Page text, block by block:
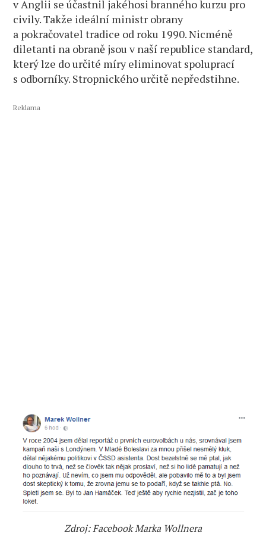
v Anglii se účastnil jakéhosi branného kurzu pro
civily. Takže ideální ministr obrany
a pokračovatel tradice od roku 1990. Nicméně
diletanti na obraně jsou v naší republice standard,
který lze do určité míry eliminovat spoluprací
s odborníky. Stropnického určitě nepředstihne.
Reklama
Zdroj: Facebook Marka Wollnera